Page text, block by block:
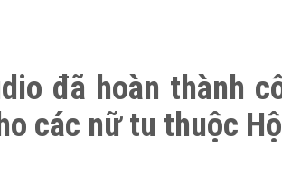
đã hoàn thành
các nữ tu thuộc